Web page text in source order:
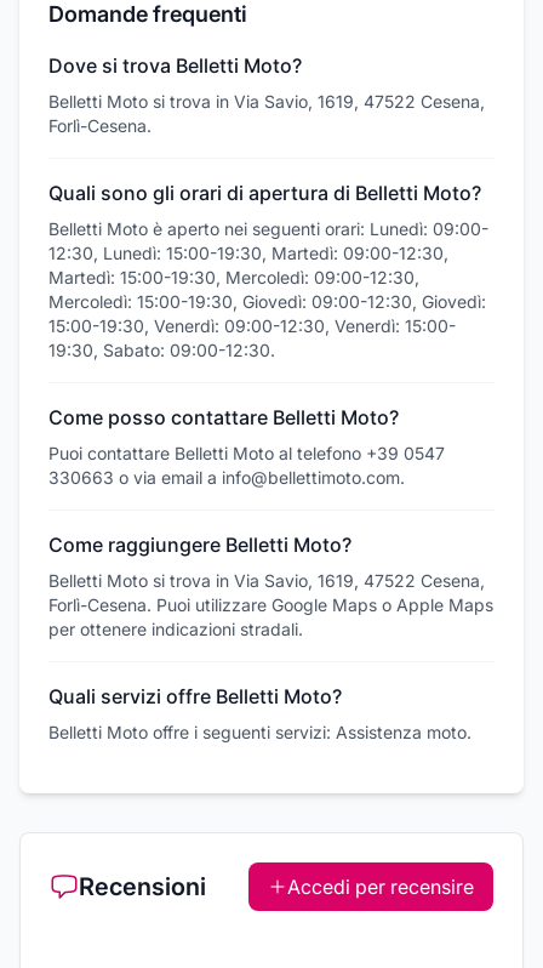
Domande frequenti
Dove si trova Belletti Moto?
Belletti Moto si trova in Via Savio, 1619, 47522 Cesena,
Forlì-Cesena.
Quali sono gli orari di apertura di Belletti Moto?
Belletti Moto è aperto nei seguenti orari: Lunedì: 09:00-
12:30, Lunedì: 15:00-19:30, Martedì: 09:00-12:30,
Martedì: 15:00-19:30, Mercoledì: 09:00-12:30,
Mercoledì: 15:00-19:30, Giovedì: 09:00-12:30, Giovedì:
15:00-19:30, Venerdì: 09:00-12:30, Venerdì: 15:00-
19:30, Sabato: 09:00-12:30.
Come posso contattare Belletti Moto?
Puoi contattare Belletti Moto al telefono +39 0547
330663 o via email a info@bellettimoto.com.
Come raggiungere Belletti Moto?
Belletti Moto si trova in Via Savio, 1619, 47522 Cesena,
Forlì-Cesena. Puoi utilizzare Google Maps o Apple Maps
per ottenere indicazioni stradali.
Quali servizi offre Belletti Moto?
Belletti Moto offre i seguenti servizi: Assistenza moto.
Recensioni Accedi per recensire